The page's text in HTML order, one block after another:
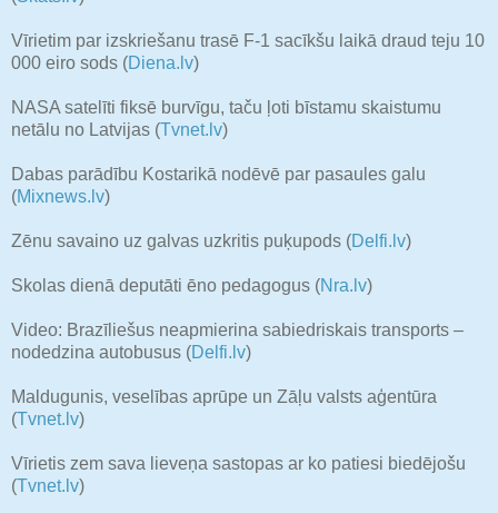
Vīrietim par izskriešanu trasē F-1 sacīkšu laikā draud teju 10
000 eiro sods (Diena.lv)
NASA satelīti fiksē burvīgu, taču ļoti bīstamu skaistumu
netālu no Latvijas (Tvnet.lv)
Dabas parādību Kostarikā nodēvē par pasaules galu
(Mixnews.lv)
Zēnu savaino uz galvas uzkritis puķupods (Delfi.lv)
Skolas dienā deputāti ēno pedagogus (Nra.lv)
Video: Brazīliešus neapmierina sabiedriskais transports –
nodedzina autobusus (Delfi.lv)
Maldugunis, veselības aprūpe un Zāļu valsts aģentūra
(Tvnet.lv)
Vīrietis zem sava lieveņa sastopas ar ko patiesi biedējošu
(Tvnet.lv)